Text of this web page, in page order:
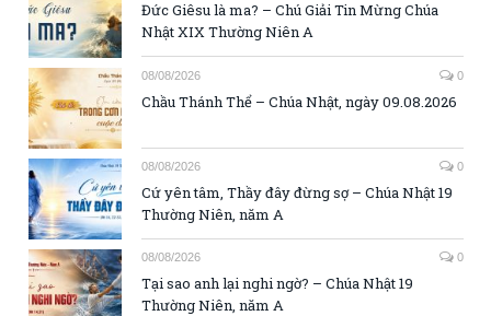
Đức Giêsu là ma? – Chú Giải Tin Mừng Chúa
Nhật XIX Thường Niên A
08/08/2026 0
Chầu Thánh Thể – Chúa Nhật, ngày 09.08.2026
08/08/2026 0
Cứ yên tâm, Thầy đây đừng sợ – Chúa Nhật 19
Thường Niên, năm A
08/08/2026 0
Tại sao anh lại nghi ngờ? – Chúa Nhật 19
Thường Niên, năm A